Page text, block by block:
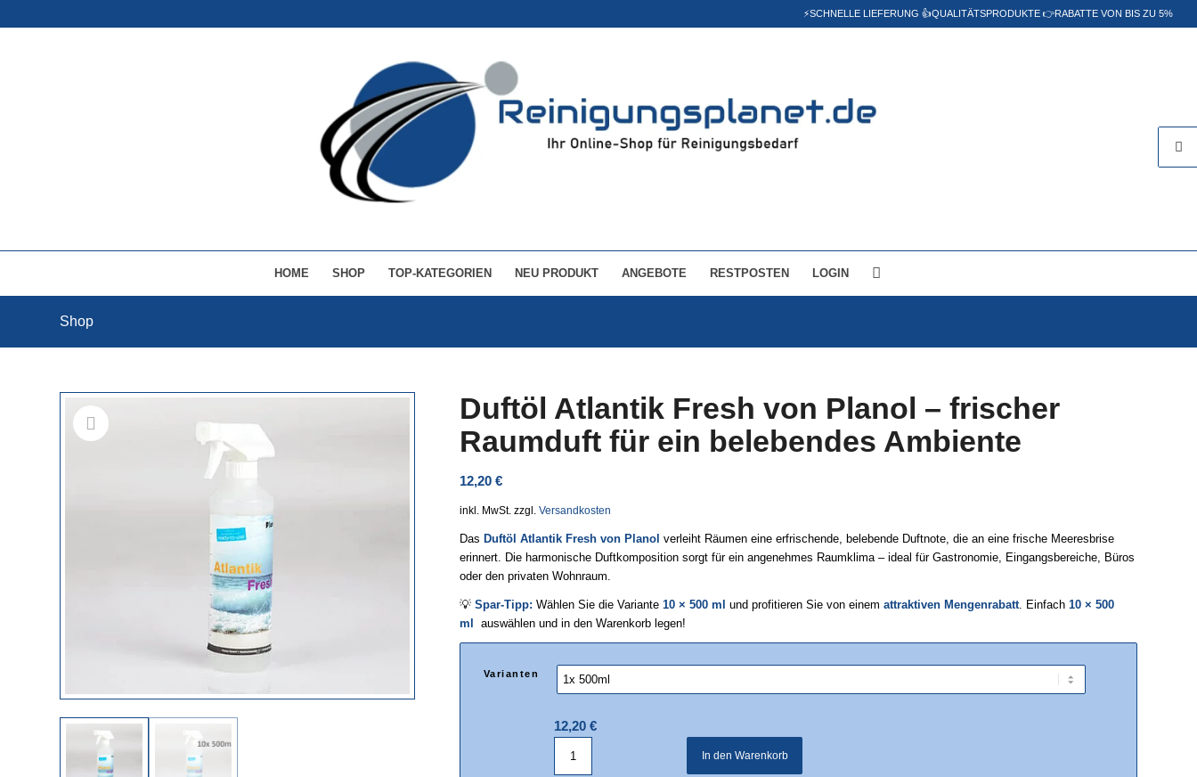
⚡️SCHNELLE LIEFERUNG 👍QUALITÄTSPRODUKTE 👉RABATTE VON BIS ZU 5%
HOME SHOP TOP-KATEGORIEN NEU PRODUKT ANGEBOTE RESTPOSTEN LOGIN
Shop
Duftöl Atlantik Fresh von Planol – frischer
Raumduft für ein belebendes Ambiente
12,20€
inkl. MwSt. zzgl.Versandkosten
Das Duftöl Atlantik Fresh von Planol verleiht Räumen eine erfrischende, belebende Duftnote, die an eine frische Meeresbrise
erinnert. Die harmonische Duftkomposition sorgt für ein angenehmes Raumklima – ideal für Gastronomie, Eingangsbereiche, Büros
oder den privaten Wohnraum.
💡Spar-Tipp: Wählen Sie die Variante10 × 500 ml und profitieren Sie von einemattraktiven Mengenrabatt. Einfach10 × 500
ml
auswählen und in den Warenkorb legen!
Varianten
12,20€
In den Warenkorb